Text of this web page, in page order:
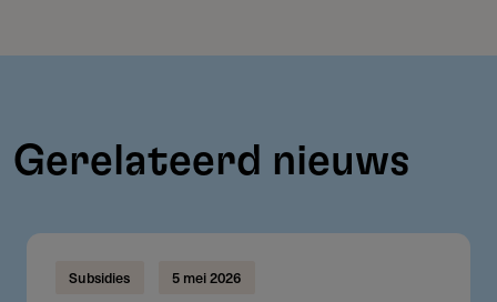
Gerelateerd nieuws
Subsidies 5 mei 2026